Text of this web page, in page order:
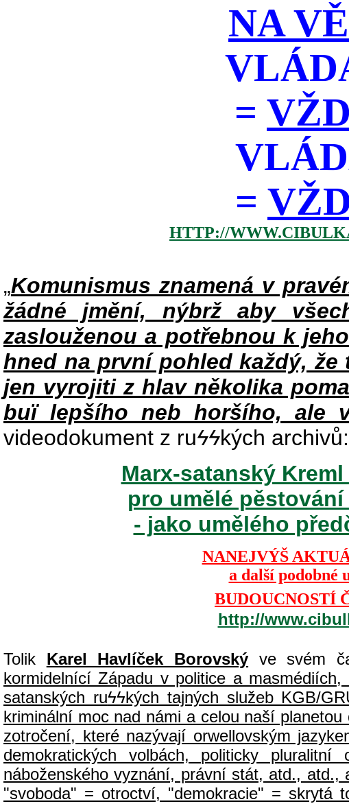
NA
=
=
HTTP://
„Komunismus znamená v
žádné jmění, nýbrž aby
zaslouženou a potřebnou k
hned na první pohled každý,
jen vyrojiti z hlav několika
buï lepšího neb horšího, ale
videodokument z ruϟϟkých archivů:
Marx-satanský
pro umělé
- jako umělého
NANEJVÝŠ
a další
BUDOUCNOSTÍ
http://
Tolik Karel Havlíček Borovský ve svém
kormidelnící Západu v politice a
satanských ruϟϟkých tajných služeb KGB/
kriminální moc nad námi a celou naší
zotročení, které nazývají orwellovským
demokratických volbách, politicky
náboženského vyznání, právní stát, atd., atd.,
"svoboda" = otroctví, "demokracie" = skrytá